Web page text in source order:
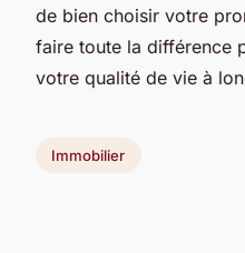
de bien choisir votre
faire toute la différence
votre qualité de vie à
Immobilier